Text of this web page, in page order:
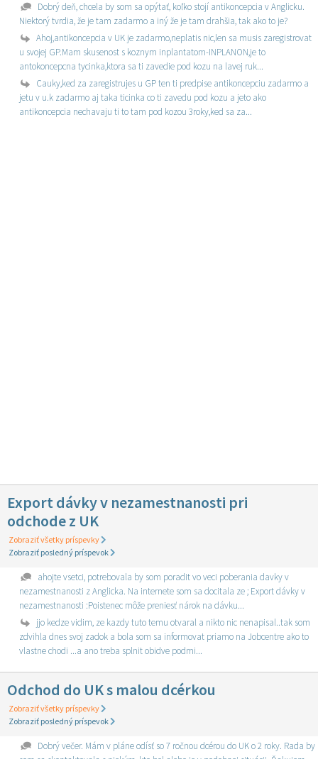
Dobrý deň, chcela by som sa opýtať, koľko stojí antikoncepcia v Anglicku.
Niektorý tvrdia, že je tam zadarmo a iný že je tam drahšia, tak ako to je?
Ahoj,antikoncepcia v UK je zadarmo,neplatis nic,len sa musis zaregistrovat
u svojej GP.Mam skusenost s koznym inplantatom-INPLANON,je to
antokoncepcna tycinka,ktora sa ti zavedie pod kozu na lavej ruk...
Cauky,ked za zaregistrujes u GP ten ti predpise antikoncepciu zadarmo a
jetu v u.k zadarmo aj taka ticinka co ti zavedu pod kozu a jeto ako
antikoncepcia nechavaju ti to tam pod kozou 3roky,ked sa za...
Export dávky v nezamestnanosti pri
odchode z UK
Zobraziť všetky príspevky
Zobraziť posledný príspevok
ahojte vsetci, potrebovala by som poradit vo veci poberania davky v
nezamestnanosti z Anglicka. Na internete som sa docitala ze ; Export dávky v
nezamestnanosti :Poistenec môže preniesť nárok na dávku...
jjo kedze vidim, ze kazdy tuto temu otvaral a nikto nic nenapisal..tak som
zdvihla dnes svoj zadok a bola som sa informovat priamo na Jobcentre ako to
vlastne chodi ...a ano treba splnit obidve podmi...
Odchod do UK s malou dcérkou
Zobraziť všetky príspevky
Zobraziť posledný príspevok
Dobrý večer. Mám v pláne odísť so 7 ročnou dcérou do UK o 2 roky. Rada by